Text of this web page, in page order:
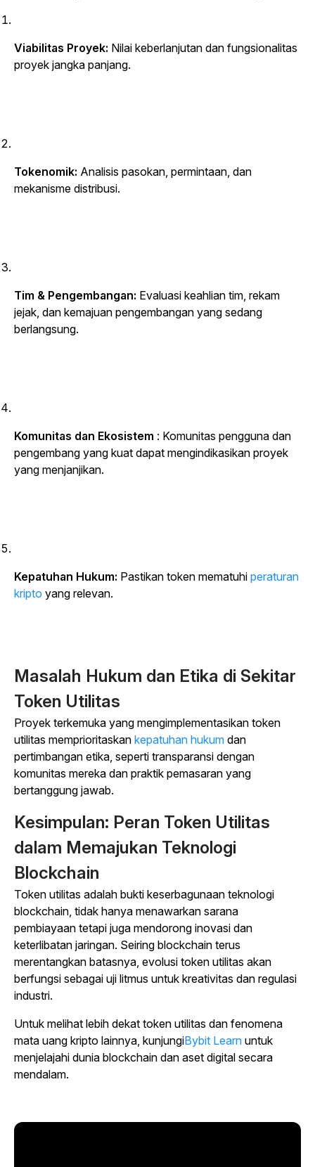
Viabilitas Proyek: Nilai keberlanjutan dan fungsionalitas
proyek jangka panjang.
Tokenomik: Analisis pasokan, permintaan, dan
mekanisme distribusi.
Tim & Pengembangan: Evaluasi keahlian tim, rekam
jejak, dan kemajuan pengembangan yang sedang
berlangsung.
Komunitas dan Ekosistem : Komunitas pengguna dan
pengembang yang kuat dapat mengindikasikan proyek
yang menjanjikan.
Kepatuhan Hukum: Pastikan token mematuhi peraturan
kripto yang relevan.
Masalah Hukum dan Etika di Sekitar
Token Utilitas
Proyek terkemuka yang mengimplementasikan token
utilitas memprioritaskan kepatuhan hukum dan
pertimbangan etika, seperti transparansi dengan
komunitas mereka dan praktik pemasaran yang
bertanggung jawab.
Kesimpulan: Peran Token Utilitas
dalam Memajukan Teknologi
Blockchain
Token utilitas adalah bukti keserbagunaan teknologi
blockchain, tidak hanya menawarkan sarana
pembiayaan tetapi juga mendorong inovasi dan
keterlibatan jaringan. Seiring blockchain terus
merentangkan batasnya, evolusi token utilitas akan
berfungsi sebagai uji litmus untuk kreativitas dan regulasi
industri.
Untuk melihat lebih dekat token utilitas dan fenomena
mata uang kripto lainnya, kunjungiBybit Learn untuk
menjelajahi dunia blockchain dan aset digital secara
mendalam.